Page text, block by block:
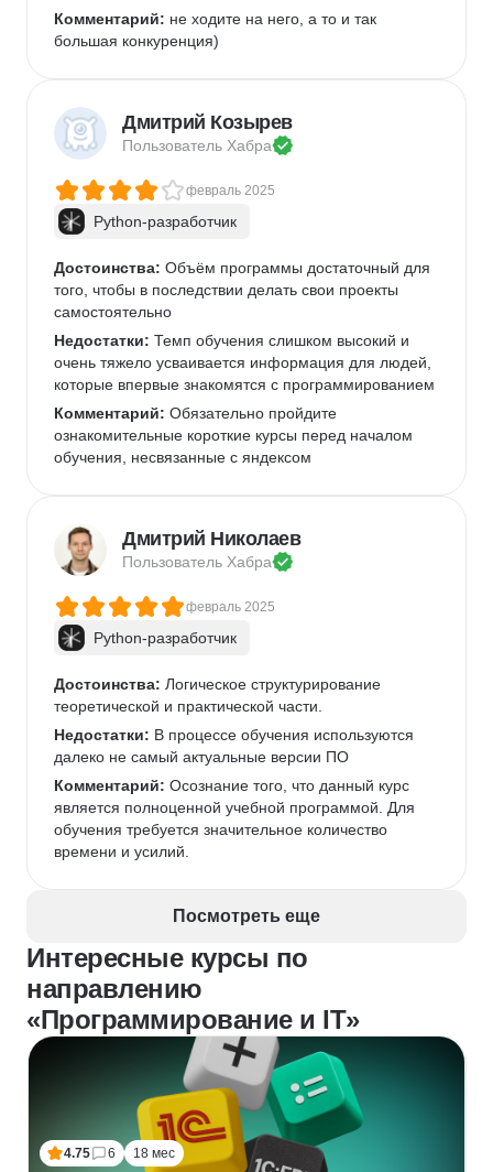
Комментарий: не ходите на него, а то и так
большая конкуренция)
Дмитрий Козырев
Пользователь Хабра
февраль 2025
Python-разработчик
Достоинства: Объём программы достаточный для
того, чтобы в последствии делать свои проекты
самостоятельно
Недостатки: Темп обучения слишком высокий и
очень тяжело усваивается информация для людей,
которые впервые знакомятся с программированием
Комментарий: Обязательно пройдите
ознакомительные короткие курсы перед началом
обучения, несвязанные с яндексом
Дмитрий Николаев
Пользователь Хабра
февраль 2025
Python-разработчик
Достоинства: Логическое структурирование
теоретической и практической части.
Недостатки: В процессе обучения используются
далеко не самый актуальные версии ПО
Комментарий: Осознание того, что данный курс
является полноценной учебной программой. Для
обучения требуется значительное количество
времени и усилий.
Посмотреть еще
Интересные курсы по
направлению
«Программирование и IT»
4.75 6 18 мес